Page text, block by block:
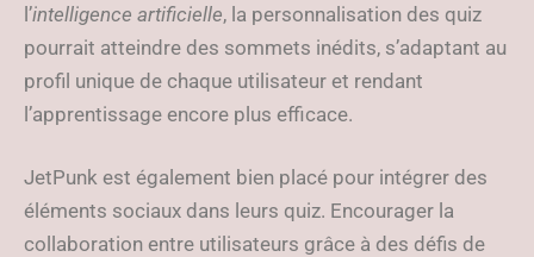
l’intelligence artificielle, la personnalisation des quiz
pourrait atteindre des sommets inédits, s’adaptant au
profil unique de chaque utilisateur et rendant
l’apprentissage encore plus efficace.
JetPunk est également bien placé pour intégrer des
éléments sociaux dans leurs quiz. Encourager la
collaboration entre utilisateurs grâce à des défis de